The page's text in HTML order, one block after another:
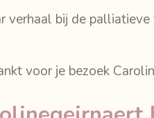
verhaal bij de
voor je bezoek